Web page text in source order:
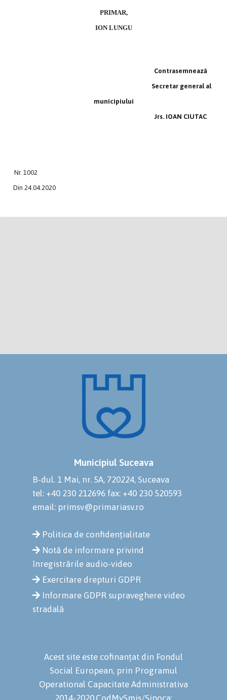
PRIMAR,
ION LUNGU
Contrasemnează
Secretar general al
municipiului
Jrs. IOAN CIUTAC
Nr. 1002
Din 24.04.2020
Municipiul Suceava
B-dul. 1 Mai, nr. 5A, 720224, Suceava
tel: +40 230 212696 fax: +40 230 520593
email: primsv@primariasv.ro
Politica de confidențialitate
Notă de informare privind
înregistrările audio-video
Exercitare drepturi GDPR
Informare GDPR supraveghere video
stradală
Acest site este cofinanțat din Fondul
Social European, prin Programul
Operational Capacitate Administrativa
2014-2020.CodMySmis/Sipoca: